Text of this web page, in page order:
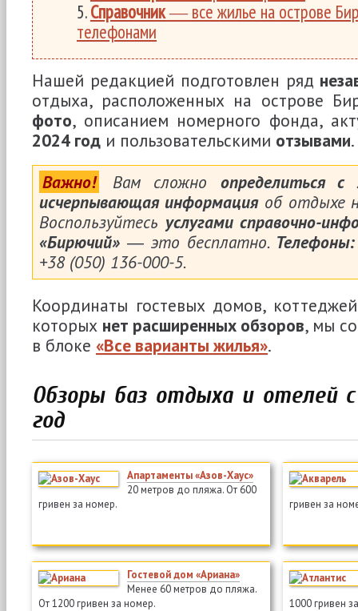
Справочник― все жилье на острове
телефонами
Нашей редакцией подготовлен ряд
отдыха, расположенных на острове
фото, описанием номерного фонда,
2024 год и пользовательскими отзывами.
Важно!
Вам сложно определиться с
исчерпывающая информацияоб отдыхе
Воспользуйтесь услугами справочно-
«Бирючий» ― это бесплатно. Телефоны:
+38 (050) 136-000-5.
Координаты гостевых домов,
которых нет расширенных обзоров, мы
в блоке «Все варианты жилья».
Обзоры баз отдыха и отелей
год
Апартаменты «Азов-Хаус»
20 метров до пляжа. От 600
гривен за номер.
гривен за
Гостевой дом «Ариана»
Менее 60 метров до пляжа.
От 1200 гривен за номер.
1000 гривен